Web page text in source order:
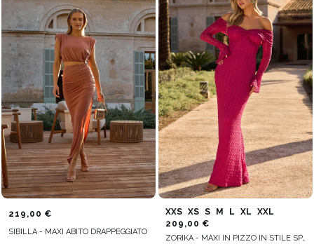
219,00 €
SIBILLA - MAXI ABITO DRAPPEGGIATO
XXS XS S M L XL
XXL
209,00 €
ZORIKA - MAXI IN PIZZO IN STILE SPAGNOLO